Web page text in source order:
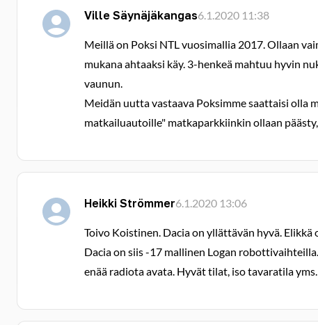
Ville Säynäjäkangas6.1.2020 11:38
Meillä on Poksi NTL vuosimallia 2017. Ollaan
mukana ahtaaksi käy. 3-henkeä mahtuu hyvin
vaunun.
Meidän uutta vastaava Poksimme saattaisi olla
matkailuautoille" matkaparkkiinkin ollaan
Heikki Strömmer6.1.2020 13:06
Toivo Koistinen. Dacia on yllättävän hyvä. Elikkä
Dacia on siis -17 mallinen Logan
enää radiota avata. Hyvät tilat, iso tavaratila